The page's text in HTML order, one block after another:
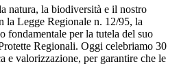
natura, la biodiversità e il nostro
la Legge Regionale n. 12/95, la
fondamentale per la tutela del suo
Regionali. Oggi celebriamo 30
e valorizzazione, per garantire che le